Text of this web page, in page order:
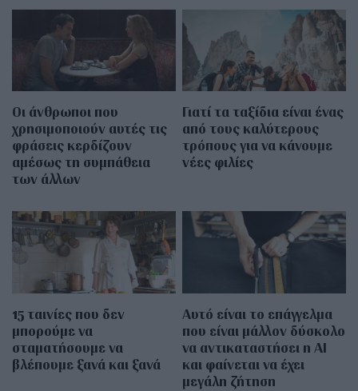
Οι άνθρωποι που
χρησιμοποιούν αυτές τις
φράσεις κερδίζουν
αμέσως τη συμπάθεια
των άλλων
Γιατί τα ταξίδια είναι ένας
από τους καλύτερους
τρόπους για να κάνουμε
νέες φιλίες
15 ταινίες που δεν
μπορούμε να
σταματήσουμε να
βλέπουμε ξανά και ξανά
Αυτό είναι το επάγγελμα
που είναι μάλλον δύσκολο
να αντικαταστήσει η AI
και φαίνεται να έχει
μεγάλη ζήτηση